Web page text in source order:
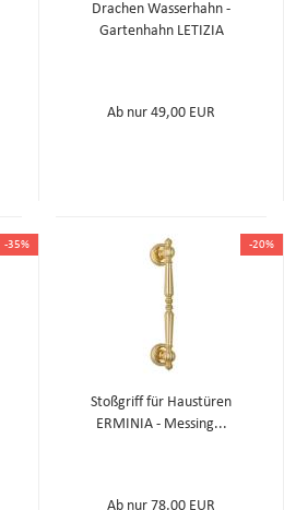
Drachen Wasserhahn -
Gartenhahn LETIZIA
Ab nur 49,00 EUR
-35% -20%
Stoßgriff für Haustüren
ERMINIA - Messing...
Ab nur 78,00 EUR